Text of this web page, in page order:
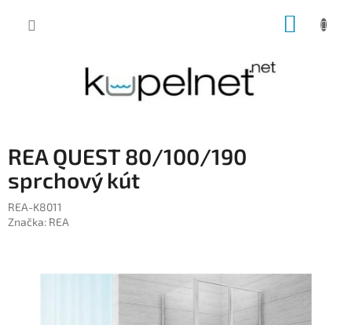
REA QUEST 80/100/190
sprchový kút
REA-K8011
Značka: REA